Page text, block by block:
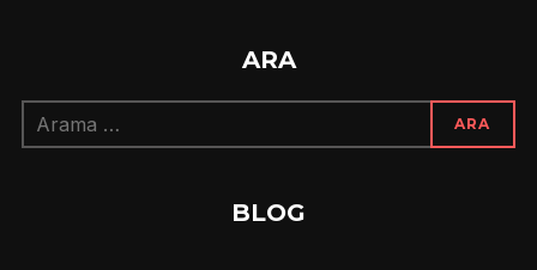
ARA
Arama:
ARA
BLOG